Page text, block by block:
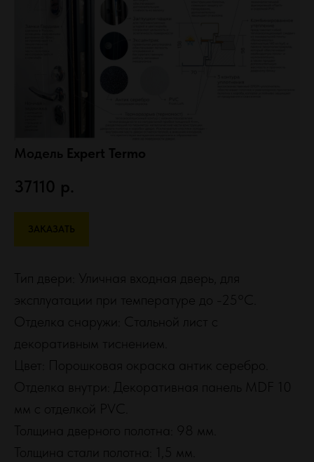
Модель Expert Termo
37110 р.
ЗАКАЗАТЬ
Тип двери: Уличная входная дверь, для
эксплуатации при температуре до -25°С.
Отделка снаружи: Стальной лист с
декоративным тиснением.
Цвет: Порошковая окраска антик серебро.
Отделка внутри: Декоративная панель MDF 10
мм с отделкой PVC.
Толщина дверного полотна: 98 мм.
Толщина стали полотна: 1,5 мм.